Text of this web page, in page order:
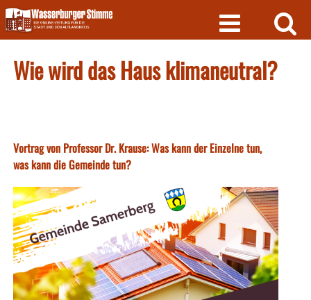
Skip
to
content
Wie wird das Haus klimaneutral?
Vortrag von Professor Dr. Krause: Was kann der Einzelne tun,
was kann die Gemeinde tun?